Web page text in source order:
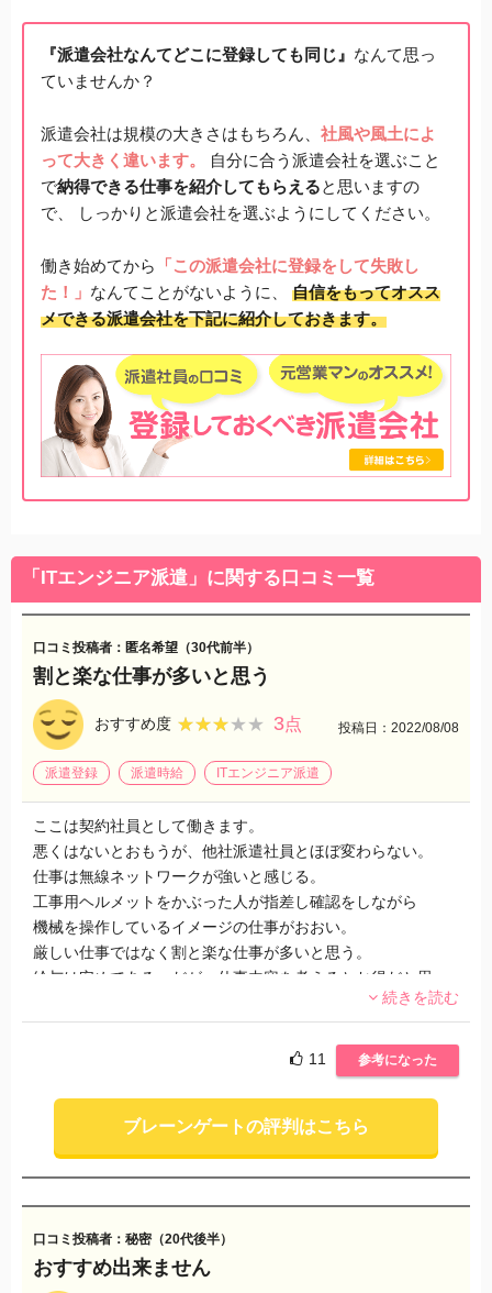
『派遣会社なんてどこに登録しても同じ』 なんて思っ
ていませんか？
派遣会社は規模の大きさはもちろん、 社風や風土によ
って大きく違います。
自分に合う派遣会社を選ぶこと
で納得できる仕事を紹介してもらえると思いますの
で、
しっかりと派遣会社を選ぶようにしてください。
働き始めてから
「この派遣会社に登録をして失敗し
た！」 なんてことがないように、
自信をもってオスス
メできる派遣会社を下記に紹介しておきます。
「ITエンジニア派遣」に関する口コミ一覧
口コミ投稿者：匿名希望（30代前半）
割と楽な仕事が多いと思う
おすすめ度 ★★★★★
★★★★★ 3点 投稿日：2022/08/08
派遣登録 派遣時給 ITエンジニア派遣
ここは契約社員として働きます。
悪くはないとおもうが、他社派遣社員とほぼ変わらない。
仕事は無線ネットワークが強いと感じる。
工事用ヘルメットをかぶった人が指差し確認をしながら
機械を操作しているイメージの仕事がおおい。
厳しい仕事ではなく割と楽な仕事が多いと思う。
給与は安めである。だが、仕事内容を考えるとお得だと思っ
振り込みは、二カ月後であることは確かだった。
続きを読む
11 参考になった
ブレーンゲートの評判はこちら
口コミ投稿者：秘密（20代後半）
おすすめ出来ません